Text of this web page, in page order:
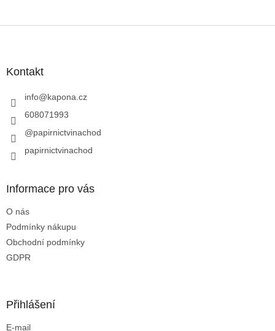
Kontakt
info@kapona.cz
608071993
@papirnictvinachod
papirnictvinachod
Informace pro vás
O nás
Podmínky nákupu
Obchodní podmínky
GDPR
Přihlášení
E-mail